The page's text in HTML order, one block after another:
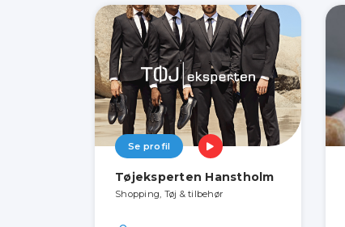
Se profil
Tøjeksperten Hanstholm
Shopping, Tøj & tilbehør